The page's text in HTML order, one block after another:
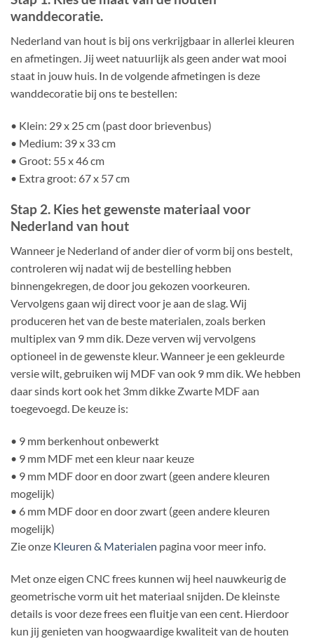
wanddecoratie.
Nederland van hout is bij ons verkrijgbaar in allerlei kleuren
en afmetingen. Jij weet natuurlijk als geen ander wat mooi
staat in jouw huis. In de volgende afmetingen is deze
wanddecoratie bij ons te bestellen:
• Klein: 29 x 25 cm (past door brievenbus)
• Medium: 39 x 33 cm
• Groot: 55 x 46 cm
• Extra groot: 67 x 57 cm
Stap 2. Kies het gewenste materiaal voor
Nederland van hout
Wanneer je Nederland of ander dier of vorm bij ons bestelt,
controleren wij nadat wij de bestelling hebben
binnengekregen, de door jou gekozen voorkeuren.
Vervolgens gaan wij direct voor je aan de slag. Wij
produceren het van de beste materialen, zoals berken
multiplex van 9 mm dik. Deze verven wij vervolgens
optioneel in de gewenste kleur. Wanneer je een gekleurde
versie wilt, gebruiken wij MDF van ook 9 mm dik. We hebben
daar sinds kort ook het 3mm dikke Zwarte MDF aan
toegevoegd. De keuze is:
• 9 mm berkenhout onbewerkt
• 9 mm MDF met een kleur naar keuze
• 9 mm MDF door en door zwart (geen andere kleuren
mogelijk)
• 6 mm MDF door en door zwart (geen andere kleuren
mogelijk)
Zie onze Kleuren & Materialen pagina voor meer info.
Met onze eigen CNC frees kunnen wij heel nauwkeurig de
geometrische vorm uit het materiaal snijden. De kleinste
details is voor deze frees een fluitje van een cent. Hierdoor
kun jij genieten van hoogwaardige kwaliteit van de houten